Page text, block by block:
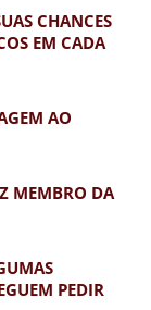
CHANCES
EM CADA
AO
MEMBRO DA
PEDIR